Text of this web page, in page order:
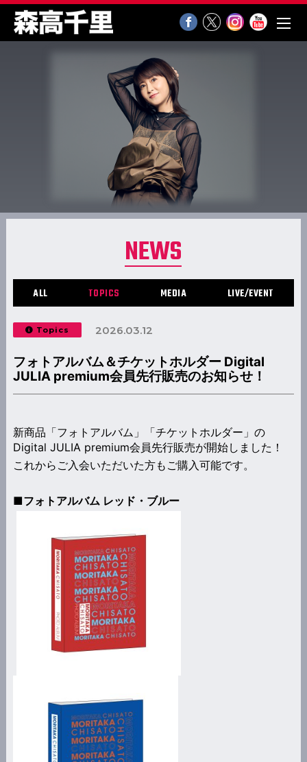
NEWS
ALL TOPICS MEDIA LIVE/EVENT
Topics 2026.03.12
フォトアルバム＆チケットホルダー Digital
JULIA premium会員先行販売のお知らせ！
新商品「フォトアルバム」「チケットホルダー」の
Digital JULIA premium会員先行販売が開始しました！
これからご入会いただいた方もご購入可能です。
■フォトアルバム レッド・ブルー